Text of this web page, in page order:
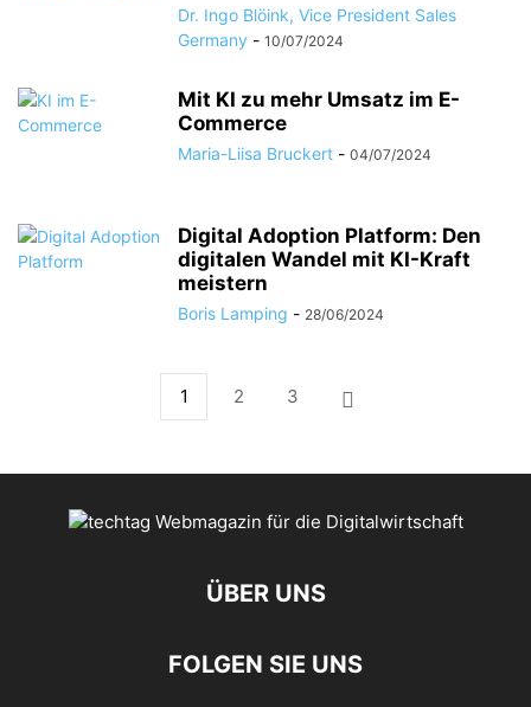
Dr. Ingo Blöink, Vice President Sales
Germany - 10/07/2024
Mit KI zu mehr Umsatz im E-
Commerce
Maria-Liisa Bruckert - 04/07/2024
Digital Adoption Platform: Den
digitalen Wandel mit KI-Kraft
meistern
Boris Lamping - 28/06/2024
1 2 3
ÜBER UNS
FOLGEN SIE UNS